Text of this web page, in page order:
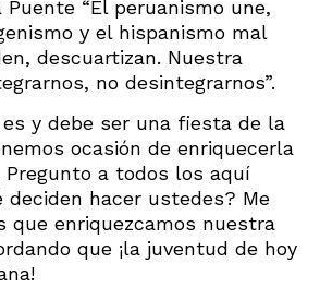
“El peruanismo une,
y el hispanismo mal
descuartizan. Nuestra
no desintegrarnos”.
y debe ser una fiesta de la
ocasión de enriquecerla
Pregunto a todos los aquí
deciden hacer ustedes? Me
que enriquezcamos nuestra
que ¡la juventud de hoy